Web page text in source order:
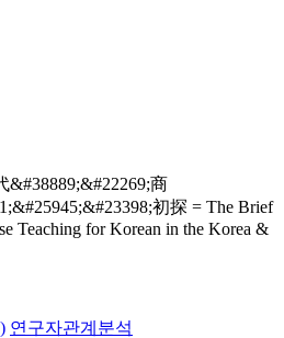
&#38889;&#22269;商
初探 = The Brief
Teaching for Korean in the Korea &
연구자관계분석